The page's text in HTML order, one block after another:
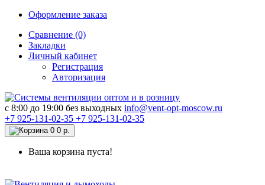
Оформление заказа
Сравнение (0)
Закладки
Личный кабинет
Регистрация
Авторизация
c 8:00 до 19:00 без выходных info@vent-opt-moscow.ru
+7 925-131-02-35 +7 925-131-02-35
0 0 р.
Ваша корзина пуста!